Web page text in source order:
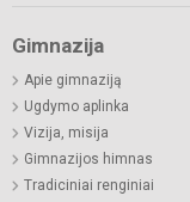
Gimnazija
Apie gimnaziją
Ugdymo aplinka
Vizija, misija
Gimnazijos himnas
Tradiciniai renginiai